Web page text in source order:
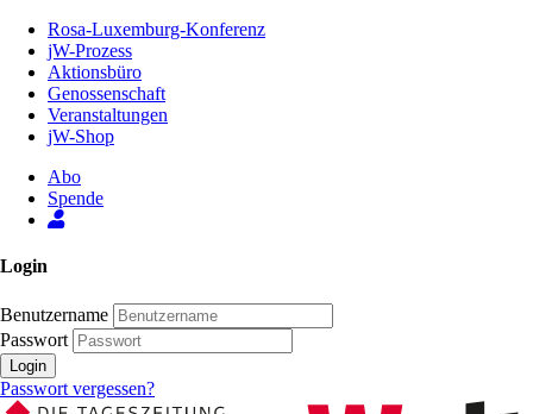
Inhalt
Seite
Rosa-Luxemburg-Konferenz
jW-Prozess
Aktionsbüro
Genossenschaft
Veranstaltungen
jW-Shop
Abo
Spende
Login
Benutzername
Passwort
Login
Passwort vergessen?